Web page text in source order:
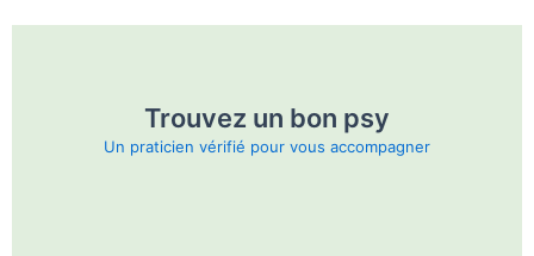
Trouvez un bon psy
Un praticien vérifié pour vous accompagner